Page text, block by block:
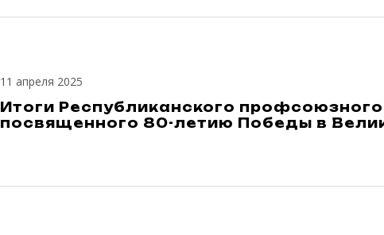
11 апреля 2025
Итоги Республиканского
посвященного 80-летию Победы в